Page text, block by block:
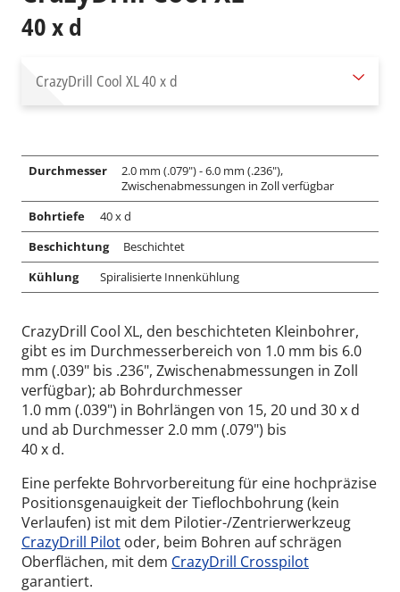
40 x d
CrazyDrill Cool XL40 x d
Durchmesser
2.0 mm (.079") - 6.0 mm (.236"),
Zwischenabmessungen in Zoll verfügbar
Bohrtiefe
40 x d
Beschichtung
Beschichtet
Kühlung
Spiralisierte Innenkühlung
CrazyDrill Cool XL, den beschichteten Kleinbohrer,
gibt es im Durchmesserbereich von 1.0 mm bis 6.0
mm (.039" bis .236", Zwischenabmessungen in Zoll
verfügbar); ab Bohrdurchmesser
1.0 mm (.039") in Bohrlängen von 15, 20 und 30 x d
und ab Durchmesser 2.0 mm (.079") bis
40 x d.
Eine perfekte Bohrvorbereitung für eine hochpräzise
Positionsgenauigkeit der Tieflochbohrung (kein
Verlaufen) ist mit dem Pilotier-/Zentrierwerkzeug
CrazyDrill Pilot oder, beim Bohren auf schrägen
Oberflächen, mit dem CrazyDrill Crosspilot
garantiert.